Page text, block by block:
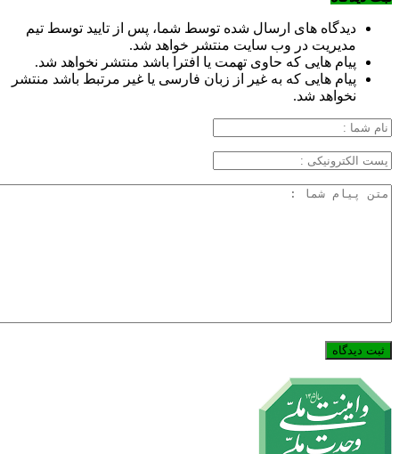
دیدگاه های ارسال شده توسط شما، پس از تایید توسط تیم
مدیریت در وب سایت منتشر خواهد شد.
پیام هایی که حاوی تهمت یا افترا باشد منتشر نخواهد شد.
پیام هایی که به غیر از زبان فارسی یا غیر مرتبط باشد منتشر
نخواهد شد.